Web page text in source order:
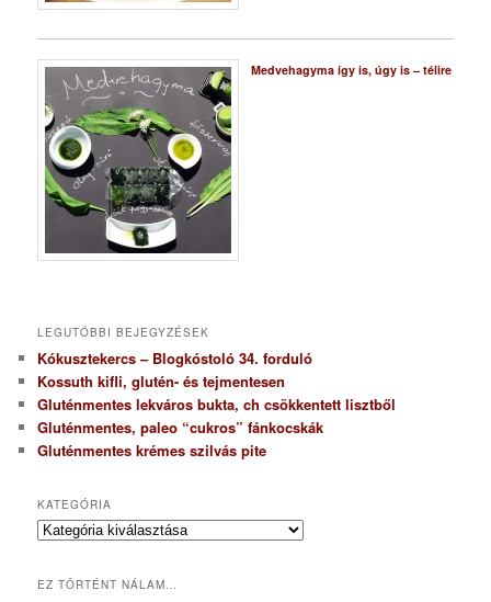
Medvehagyma így is, úgy is – télire
LEGUTÓBBI BEJEGYZÉSEK
Kókusztekercs – Blogkóstoló 34. forduló
Kossuth kifli, glutén- és tejmentesen
Gluténmentes lekváros bukta, ch csökkentett lisztből
Gluténmentes, paleo “cukros” fánkocskák
Gluténmentes krémes szilvás pite
KATEGÓRIA
K
e
EZ TÖRTÉNT NÁLAM…